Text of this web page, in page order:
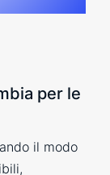
per le
il modo